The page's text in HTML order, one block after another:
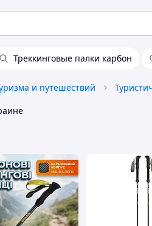
Треккинговые палки карбон
и путешествий